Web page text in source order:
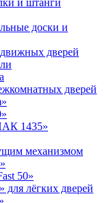
доски и
дверей
дверей
1435»
механизмом
50»
для лёгких дверей